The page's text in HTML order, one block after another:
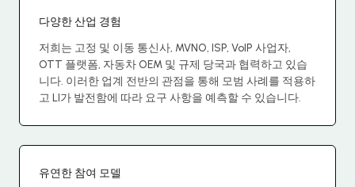
다양한 산업 경험
저희는 고정 및 이동 통신사, MVNO, ISP, VoIP 사업자,
OTT 플랫폼, 자동차 OEM 및 규제 당국과 협력하고 있습
니다. 이러한 업계 전반의 관점을 통해 모범 사례를 적용하
고 LI가 발전함에 따라 요구 사항을 예측할 수 있습니다.
유연한 참여 모델